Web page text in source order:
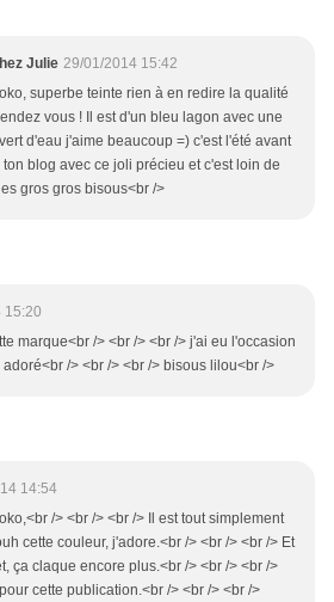
Julie 29/01/2014 15:42
superbe teinte rien à en redire la qualité
vous ! Il est d'un bleu lagon avec une
d'eau j'aime beaucoup =) c'est l'été avant
ton blog avec ce joli précieu et c'est loin de
gros gros bisous<br />
15:20
marque<br /> <br /> <br /> j'ai eu l'occasion
/> <br /> <br /> bisous lilou<br />
14:54
/> <br /> <br /> Il est tout simplement
cette couleur, j'adore.<br /> <br /> <br /> Et
ça claque encore plus.<br /> <br /> <br />
cette publication.<br /> <br /> <br />